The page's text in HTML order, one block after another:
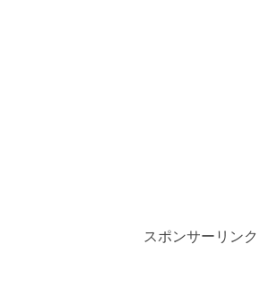
スポンサーリンク